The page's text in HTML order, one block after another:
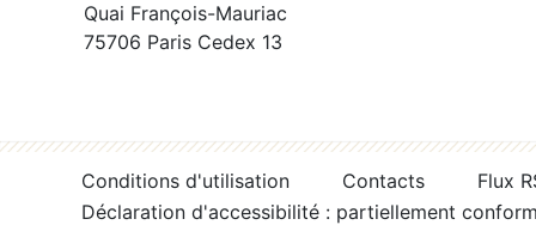
Quai François-Mauriac
75706 Paris Cedex 13
Conditions d'utilisation Contacts
Flux
Déclaration d'accessibilité : partiellement